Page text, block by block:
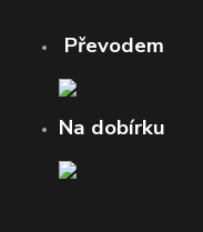
Převodem
Na dobírku